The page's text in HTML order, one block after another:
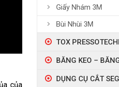
của
Giấy Nhám 3M
Bùi Nhùi 3M
TOX
BĂNG KEO –
DỤNG CỤ CẮT